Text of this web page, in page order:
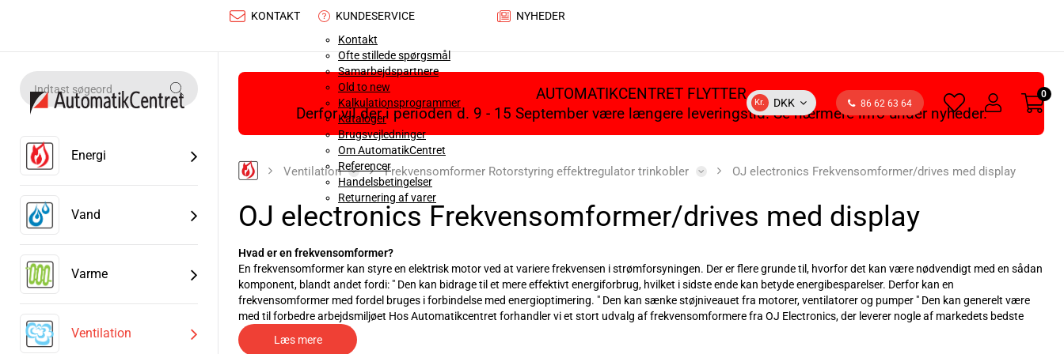
KONTAKT
KUNDESERVICE
Kontakt
Ofte stillede spørgsmål
Samarbejdspartnere
Old to new
Kalkulationsprogrammer
Kataloger
Brugsvejledninger
Om AutomatikCentret
Referencer
Handelsbetingelser
Returnering af varer
NYHEDER
Kr. DKK 86 62 63 64
heart
light
light
0
Energi
Vand
Varme
Ventilation
AUTOMATIKCENTRET FLYTTER
Derfor vil der i perioden d. 9 - 15 September være længere leveringstid. Se nærmere info under nyheder.
Ventilation Frekvensomformer Rotorstyring effektregulator trinkobler OJ electronics Frekvensomformer/drives med display
OJ electronics Frekvensomformer/drives med display
Hvad er en frekvensomformer?
En frekvensomformer kan styre en elektrisk motor ved at variere frekvensen i strømforsyningen. Der er flere grunde til, hvorfor det kan være nødvendigt med en sådan
komponent, blandt andet fordi: " Den kan bidrage til et mere effektivt energiforbrug, hvilket i sidste ende kan betyde energibesparelser. Derfor kan en
frekvensomformer med fordel bruges i forbindelse med energioptimering. " Den kan sænke støjniveauet fra motorer, ventilatorer og pumper " Den kan generelt være
med til forbedre arbejdsmiljøet Hos Automatikcentret forhandler vi et stort udvalg af frekvensomformere fra OJ Electronics, der leverer nogle af markedets bedste
frekvensomformere. OJ Electronics har dedikeret sig til at lave ventilationskomponenter, hvorfor disse frekvensomformere netop er tilpasset ventilationssystemer.
Hvad bruges en frekvensomformer til?
Læs mere